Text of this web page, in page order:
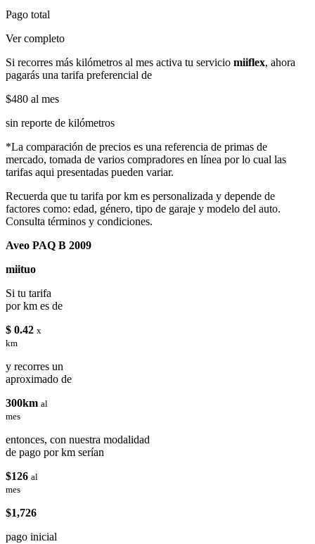
Pago total
Ver completo
Si recorres más kilómetros al mes activa tu servicio miiflex, ahora
pagarás una tarifa preferencial de
$480 al mes
sin reporte de kilómetros
*La comparación de precios es una referencia de primas de
mercado, tomada de varios compradores en línea por lo cual las
tarifas aqui presentadas pueden variar.
Recuerda que tu tarifa por km es personalizada y depende de
factores como: edad, género, tipo de garaje y modelo del auto.
Consulta términos y condiciones.
Aveo PAQ B 2009
miituo
Si tu tarifa
por km es de
$ 0.42 x
km
y recorres un
aproximado de
300km al
mes
entonces, con nuestra modalidad
de pago por km serían
$126 al
mes
$1,726
pago inicial